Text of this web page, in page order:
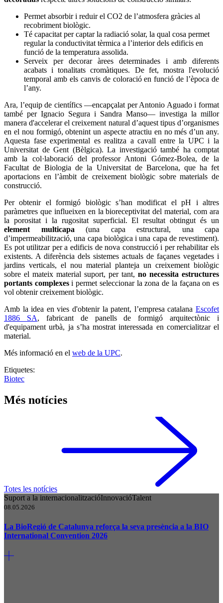
Permet absorbir i reduir el CO2 de l’atmosfera gràcies al
recobriment biològic.
Té capacitat per captar la radiació solar, la qual cosa permet
regular la conductivitat tèrmica a l’interior dels edificis en
funció de la temperatura assolida.
Serveix per decorar àrees determinades i amb diferents
acabats i tonalitats cromàtiques. De fet, mostra l'evolució
temporal amb els canvis de coloració en funció de l’època de
l’any.
Ara, l’equip de científics —encapçalat per Antonio Aguado i format
també per Ignacio Segura i Sandra Manso— investiga la millor
manera d'accelerar el creixement natural d’aquest tipus d’organismes
en el nou formigó, obtenint un aspecte atractiu en no més d’un any.
Aquesta fase experimental es realitza a cavall entre la UPC i la
Universitat de Gent (Bèlgica). La investigació també ha comptat
amb la col·laboració del professor Antoni Gómez-Bolea, de la
Facultat de Biologia de la Universitat de Barcelona, que ha fet
aportacions en l’àmbit de creixement biològic sobre materials de
construcció.
Per obtenir el formigó biològic s’han modificat el pH i altres
paràmetres que influeixen en la bioreceptivitat del material, com ara
la porositat i la rugositat superficial. El resultat obtingut és un
element multicapa(una capa estructural, una capa
d’impermeabilització, una capa biològica i una capa de revestiment).
Es pot utilitzar per a edificis de nova construcció i per rehabilitar els
existents. A diferència dels sistemes actuals de façanes vegetades i
jardins verticals, el nou material planteja un creixement biològic
sobre el mateix material suport, per tant, no necessita estructures
portants complexesi permet seleccionar la zona de la façana on es
vol obtenir creixement biològic.
Amb la idea en vies d'obtenir la patent, l’empresa catalana Escofet
1886 SA, fabricant de panells de formigó arquitectònic i
d'equipament urbà, ja s’ha mostrat interessada en comercialitzar el
material.
Més informació en el web de la UPC.
Etiquetes:
Biotec
Més notícies
Totes les notícies
Suport a la internacionalitzacióInnovacióTalent
08.05.2026
La BioRegió de Catalunya reforça la seva presència a la BIO
International Convention 2026